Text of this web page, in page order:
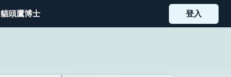
貓頭鷹博士 登入